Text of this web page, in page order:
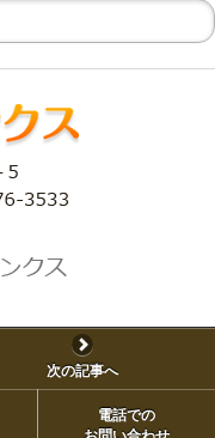
次の記事へ
電話での